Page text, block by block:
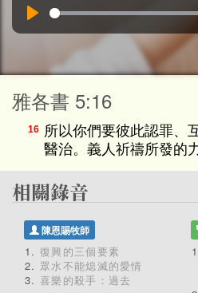
雅各書 5:16
16 所以你們要彼此認罪、
醫治。義人祈禱所發的
陳恩賜牧師
復興的三個要素
眾水不能熄滅的愛情
喜樂的殺手：過去